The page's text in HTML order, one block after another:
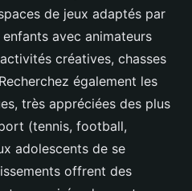
de jeux adaptés par
avec animateurs
créatives, chasses
également les
très appréciées des plus
(tennis, football,
adolescents de se
offrent des